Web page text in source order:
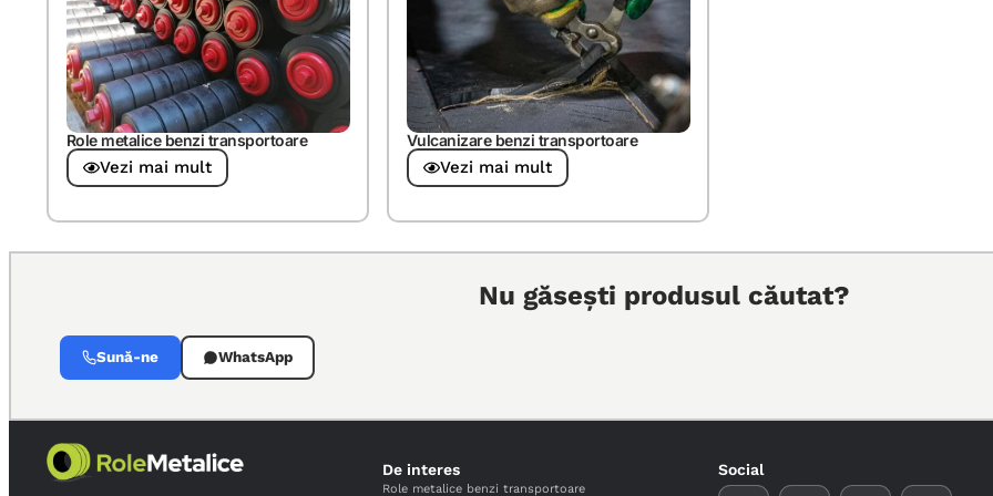
Role metalice benzi transportoare
Vezi mai mult
Vulcanizare benzi transportoare
Vezi mai mult
Nu găsești produsul căutat?
Sună-ne WhatsApp
De interes
Role metalice benzi transportoare
Social